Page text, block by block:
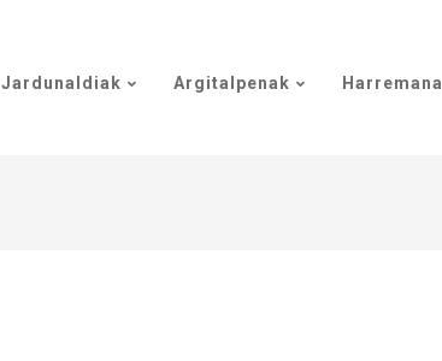
Jardunaldiak Argitalpenak Harremana